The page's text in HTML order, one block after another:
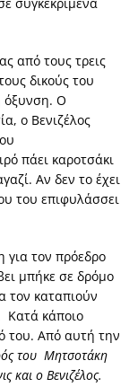
από τους τρεις
δικούς του
όξυνση. Ο
ο Βενιζέλος
πάει καροτσάκι
Αν δεν το έχει
του επιφυλάσσει
για τον πρόεδρο
μπήκε σε δρόμο
τον καταπιούν
Κατά κάποιο
του. Από αυτή την
του Μητσοτάκη
και ο Βενιζέλος.